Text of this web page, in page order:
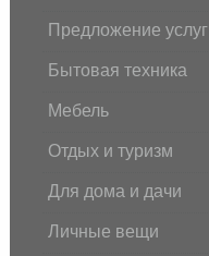
Предложение услуг
Бытовая техника
Мебель
Отдых и туризм
Для дома и дачи
Личные вещи